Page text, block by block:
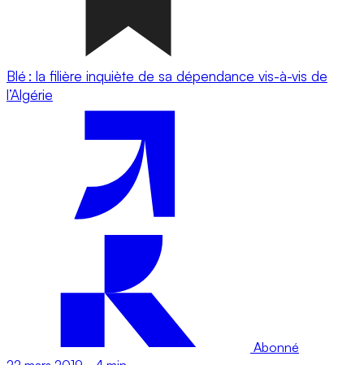
Blé : la filière inquiète de sa dépendance vis-à-vis de
l’Algérie
Abonné